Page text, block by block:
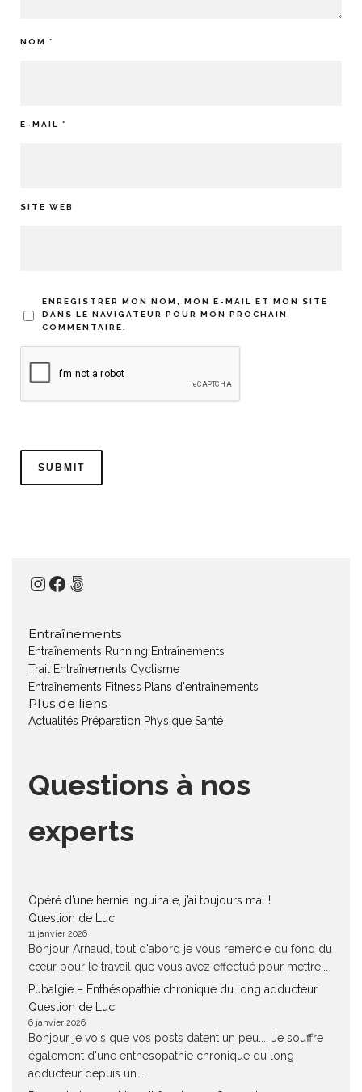
NOM *
E-MAIL *
SITE WEB
ENREGISTRER MON NOM, MON E-MAIL ET MON SITE
DANS LE NAVIGATEUR POUR MON PROCHAIN
COMMENTAIRE.
Instagram
Facebook
500px
Entraînements
Entraînements Running Entraînements
Trail
Entraînements Cyclisme
Entraînements Fitness Plans d'entraînements
Plus de liens
Actualités Préparation Physique Santé
Questions à nos
experts
Opéré d’une hernie inguinale, j’ai toujours mal !
Question de Luc
11 janvier 2026
Bonjour Arnaud, tout d'abord je vous remercie du fond du
cœur pour le travail que vous avez effectué pour mettre...
Pubalgie – Enthésopathie chronique du long adducteur
Question de Luc
6 janvier 2026
Bonjour je vois que vos posts datent un peu.... Je souffre
également d'une enthesopathie chronique du long
adducteur depuis un...